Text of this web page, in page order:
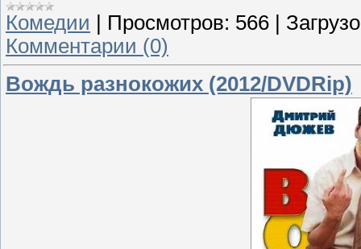
Комедии | Просмотров: 566 |
Комментарии (0)
Вождь разнокожих (2012/DVDRip)